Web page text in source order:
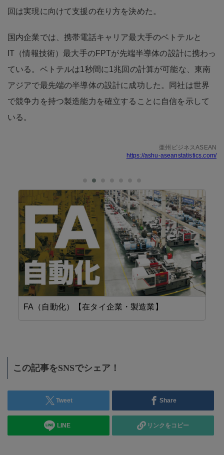
回は実現に向けて支援の在り方を決めた。
国内企業では、携帯電話キャリア最大手のベトテルと
IT（情報技術）最大手のFPTが先端半導体の設計に携わっ
ている。ベトテルは1秒間に1兆回の計算が可能な、東南
アジアで最先端の半導体の設計に成功した。同社は世界
で競争力を持つ製造能力を確立することに自信を示して
いる。
亜州ビジネスASEAN
https://ashu-aseanstatistics.com/
FA（自動化）【在タイ企業・製造業】
この記事をSNSでシェア！
Tweet Share
LINE リンクをコピー